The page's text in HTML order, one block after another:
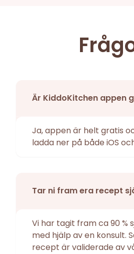
Är KiddoKitchen appen
Ja, appen är helt gratis
ladda ner på både iOS
Tar ni fram era recept
Vi har tagit fram ca 90 %
med hjälp av en konsult.
recept är validerade av